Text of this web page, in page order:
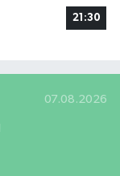
21:30
07.08.2026